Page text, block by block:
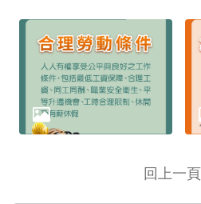
回上一頁